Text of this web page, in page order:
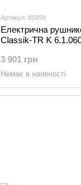
Артикул: 85859
Електрична
Classik-TR K
3 901 грн
Немає в наявності